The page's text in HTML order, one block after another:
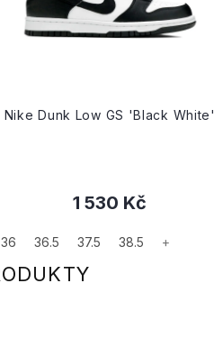
Nike Dunk Low GS 'Black White'
1 530 Kč
36 36.5 37.5 38.5 +